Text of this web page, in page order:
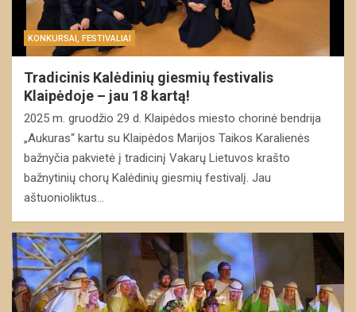
KONKURSAI, FESTIVALIAI
Tradicinis Kalėdinių giesmių festivalis
Klaipėdoje – jau 18 kartą!
2025 m. gruodžio 29 d. Klaipėdos miesto chorinė bendrija
„Aukuras“ kartu su Klaipėdos Marijos Taikos Karalienės
bažnyčia pakvietė į tradicinį Vakarų Lietuvos krašto
bažnytinių chorų Kalėdinių giesmių festivalį. Jau
aštuonioliktus…